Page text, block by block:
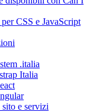
CSS e JavaScript
.italia
Italia
e servizi